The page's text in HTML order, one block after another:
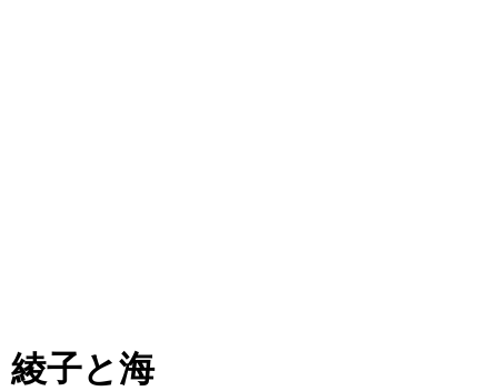
綾子と海